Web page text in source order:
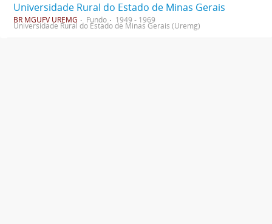
Universidade Rural do Estado de Minas Gerais
BR MGUFV UREMG Fundo 1949 - 1969
Universidade Rural do Estado de Minas Gerais (Uremg)